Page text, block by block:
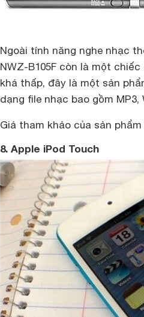
Ngoài tính năng nghe nhạc
NWZ-B105F còn là một
khá thấp, đây là một sản
dạng file nhạc bao gồm MP3,
Giá tham khảo của sản phẩm
8. Apple iPod Touch